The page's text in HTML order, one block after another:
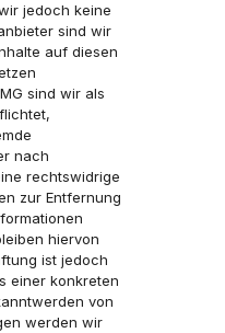
jedoch keine
sind wir
auf diesen
sind wir als
nach
rechtswidrige
zur Entfernung
hiervon
ist jedoch
einer konkreten
von
werden wir